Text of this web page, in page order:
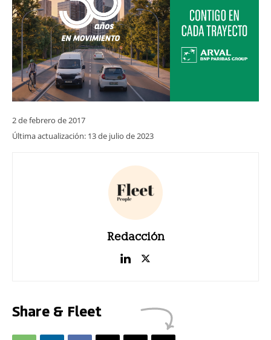
2 de febrero de 2017
Última actualización: 13 de julio de 2023
Redacción
Share & Fleet